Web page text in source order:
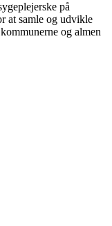
på
at samle og udvikle
og almen